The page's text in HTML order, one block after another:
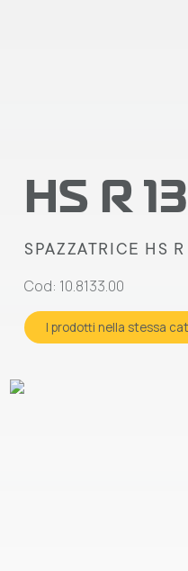
HS R
SPAZZATRICE HS
Cod: 10.8133.00